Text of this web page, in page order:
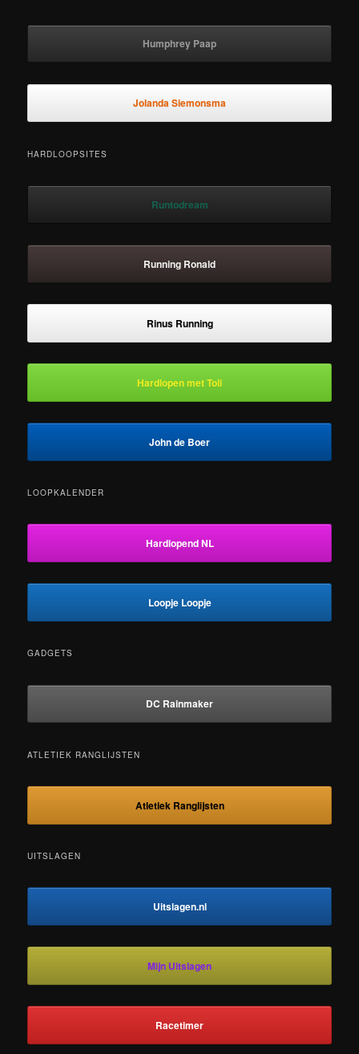
Humphrey Paap
Jolanda Siemonsma
HARDLOOPSITES
Runtodream
Running Ronald
Rinus Running
Hardlopen met Toli
John de Boer
LOOPKALENDER
Hardlopend NL
Loopje Loopje
GADGETS
DC Rainmaker
ATLETIEK RANGLIJSTEN
Atletiek Ranglijsten
UITSLAGEN
Uitslagen.nl
Mijn Uitslagen
Racetimer